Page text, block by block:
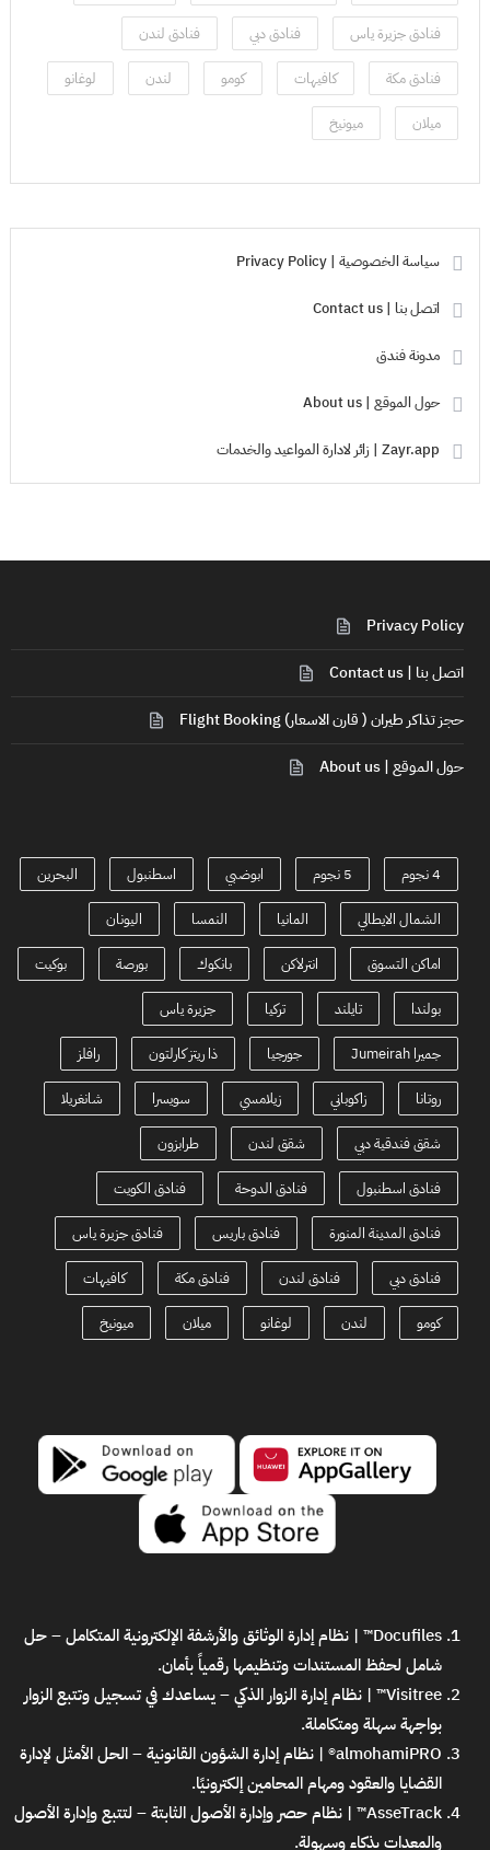
فنادق جزيرة ياس فنادق دبي فنادق لندن
فنادق مكة كافيهات كومو لندن لوغانو
ميلان ميونيخ
سياسة الخصوصية | Privacy Policy
اتصل بنا | Contact us
مدونة فندق
حول الموقع | About us
Zayr.app | زائر لادارة المواعيد والخدمات
Privacy Policy
اتصل بنا | Contact us
حجز تذاكر طيران ( قارن الاسعار) Flight Booking
حول الموقع | About us
4 نجوم 5 نجوم ابوضبي اسطنبول البحرين
الشمال الايطالي المانيا النمسا اليونان
اماكن التسوق انترلاكن بانكوك بورصة بوكيت
بولندا تايلند تركيا جزيرة ياس
جميرا Jumeirah جورجيا ذا ريتز كارلتون رافلز
روتانا زاكوباني زيلامسي سويسرا شانغريلا
شقق فندقية دبي شقق لندن طرابزون
فنادق اسطنبول فنادق الدوحة فنادق الكويت
فنادق المدينة المنورة فنادق باريس فنادق جزيرة ياس
فنادق دبي فنادق لندن فنادق مكة كافيهات
كومو لندن لوغانو ميلان ميونيخ
Docufiles™ | نظام إدارة الوثائق والأرشفة الإلكترونية المتكامل
– حل
شامل لحفظ المستندات وتنظيمها رقمياً بأمان.
Visitree™ | نظام إدارة الزوار الذكي
– يساعدك في تسجيل وتتبع الزوار
بواجهة سهلة ومتكاملة.
almohamiPRO® | نظام إدارة الشؤون القانونية
– الحل الأمثل لإدارة
القضايا والعقود ومهام المحامين إلكترونيًا.
AsseTrack™ | نظام حصر وإدارة الأصول الثابتة
– لتتبع وإدارة الأصول
والمعدات بذكاء وسهولة.